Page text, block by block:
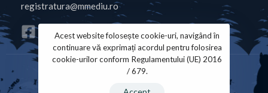
registratura@mmediu.ro
Acest website folosește cookie-uri, navigând în
continuare vă exprimați acordul pentru folosirea
cookie-urilor conform Regulamentului (UE) 2016
/ 679.